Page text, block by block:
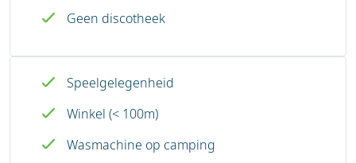
Geen discotheek
Speelgelegenheid
Winkel (< 100m)
Wasmachine op camping